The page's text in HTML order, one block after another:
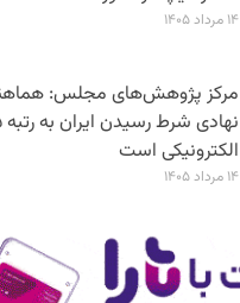
۱۴ مرداد ۱۴۰۵
مرکز پژوهش‌های مجلس:
الکترونیکی است
۱۴ مرداد ۱۴۰۵